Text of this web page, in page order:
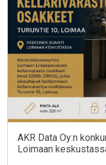
AKR Data Oy:n
Loimaan